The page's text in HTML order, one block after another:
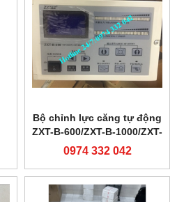
Bộ chỉnh lực căng tự động
ZXT-B-600/ZXT-B-1000/ZXT-
C-600/ZXT-C-1000
0974 332 042